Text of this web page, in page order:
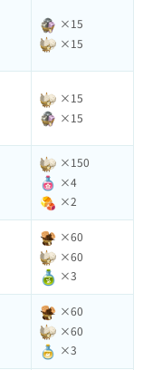
×15
×15
×15
×15
×150
×4
×2
×60
×60
×3
×60
×60
×3